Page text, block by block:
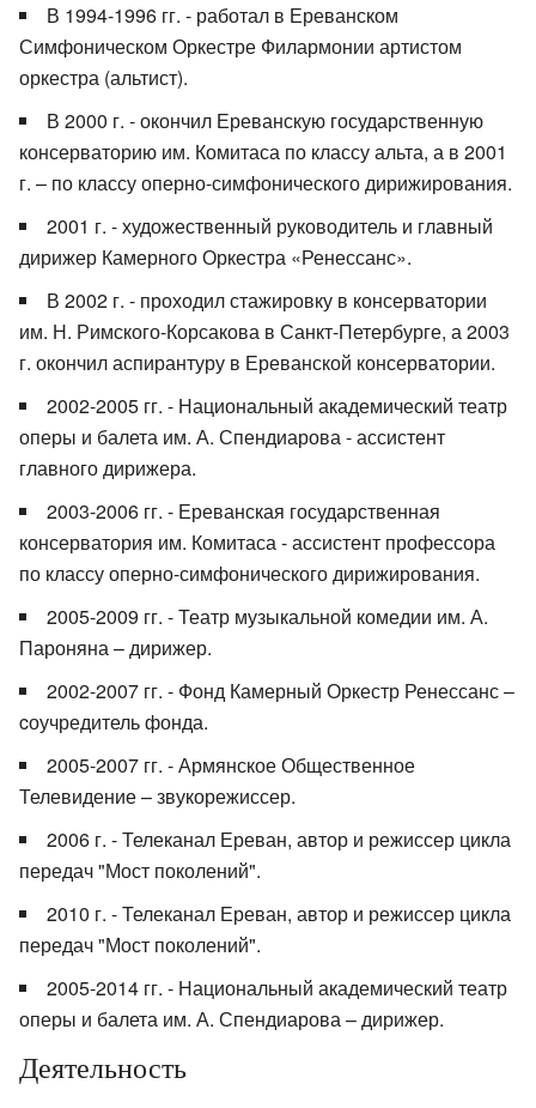
В 1994-1996 гг. - работал в Ереванском
Симфоническом Оркестре Филармонии артистом
оркестра (альтист).
В 2000 г. - окончил Ереванскую государственную
консерваторию им. Комитаса по классу альта, а в 2001
г. – по классу оперно-симфонического дирижирования.
2001 г. - художественный руководитель и главный
дирижер Камерного Оркестра «Ренессанс».
В 2002 г. - проходил стажировку в консерватории
им. Н. Римского-Корсакова в Санкт-Петербурге, а 2003
г. окончил аспирантуру в Ереванской консерватории.
2002-2005 гг. - Национальный академический театр
оперы и балета им. А. Спендиарова - ассистент
главного дирижера.
2003-2006 гг. - Ереванская государственная
консерватория им. Комитаса - ассистент профессора
по классу оперно-симфонического дирижирования.
2005-2009 гг. - Театр музыкальной комедии им. А.
Пароняна – дирижер.
2002-2007 гг. - Фонд Камерный Оркестр Ренессанс –
cоучредитель фонда.
2005-2007 гг. - Армянское Общественное
Телевидение – звукорежиссер.
2006 г. - Телеканал Ереван, автор и режиссер цикла
передач "Мост поколений".
2010 г. - Телеканал Ереван, автор и режиссер цикла
передач "Мост поколений".
2005-2014 гг. - Национальный академический театр
оперы и балета им. А. Спендиарова – дирижер.
Деятельность